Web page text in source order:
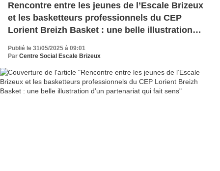
Rencontre entre les jeunes de l’Escale Brizeux
et les basketteurs professionnels du CEP
Lorient Breizh Basket : une belle illustration
d’un partenariat qui fait sens
Publié le 31/05/2025 à 09:01
Par Centre Social Escale Brizeux